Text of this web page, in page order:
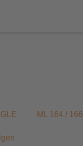
ML 164 / 166